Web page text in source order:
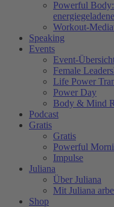
Powerful
Workout-
Speaking
Events
Event-
Female
Life Power
Power Day
Body & Mind
Podcast
Gratis
Gratis
Powerful
Impulse
Juliana
Über Juliana
Mit Juliana
Shop